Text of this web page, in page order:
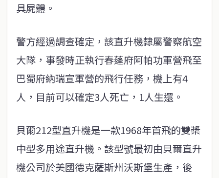
具屍體。
警方經過調查確定，該直升機隸屬警察航空
大隊，事發時正執行春蓬府阿帕功軍營飛至
巴蜀府納瑞宣軍營的飛行任務，機上有4
人，目前可以確定3人死亡，1人生還。
貝爾212型直升機是一款1968年首飛的雙槳
中型多用途直升機。該型號最初由貝爾直升
機公司於美國德克薩斯州沃斯堡生產，後